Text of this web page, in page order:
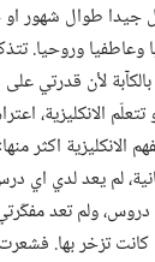
جيدا طوال شهور
وروحيا.‏
لأن قدرتي
الانكليزية،‏
الانكليزية اكثر
لم يعد لدي اي
ولم تعد
تزخر بها.‏